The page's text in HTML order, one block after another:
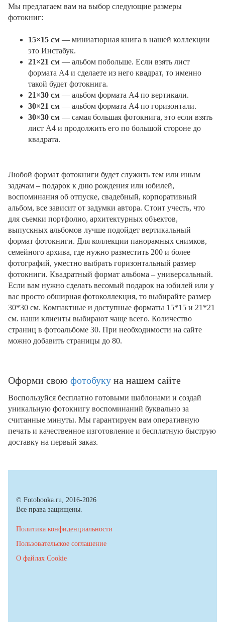
Мы предлагаем вам на выбор следующие размеры
фотокниг:
15×15 см — миниатюрная книга в нашей коллекции
это Инстабук.
21×21 см — альбом побольше. Если взять лист
формата А4 и сделаете из него квадрат, то именно
такой будет фотокнига.
21×30 см — альбом формата А4 по вертикали.
30×21 см — альбом формата А4 по горизонтали.
30×30 см — самая большая фотокнига, это если взять
лист А4 и продолжить его по большой стороне до
квадрата.
Любой формат фотокниги будет служить тем или иным
задачам – подарок к дню рождения или юбилей,
воспоминания об отпуске, свадебный, корпоративный
альбом, все зависит от задумки автора. Стоит учесть, что
для съемки портфолио, архитектурных объектов,
выпускных альбомов лучше подойдет вертикальный
формат фотокниги. Для коллекции панорамных снимков,
семейного архива, где нужно разместить 200 и более
фотографий, уместно выбрать горизонтальный размер
фотокниги. Квадратный формат альбома – универсальный.
Если вам нужно сделать весомый подарок на юбилей или у
вас просто обширная фотоколлекция, то выбирайте размер
30*30 см. Компактные и доступные форматы 15*15 и 21*21
см. наши клиенты выбирают чаще всего. Количество
страниц в фотоальбоме 30. При необходимости на сайте
можно добавить страницы до 80.
Оформи свою фотобуку на нашем сайте
Воспользуйся бесплатно готовыми шаблонами и создай
уникальную фотокнигу воспоминаний буквально за
считанные минуты. Мы гарантируем вам оперативную
печать и качественное изготовление и бесплатную быструю
доставку на первый заказ.
© Fotobooka.ru, 2016-2026
Все права защищены.
Политика конфиденциальности
Пользовательское соглашение
О файлах Cookie